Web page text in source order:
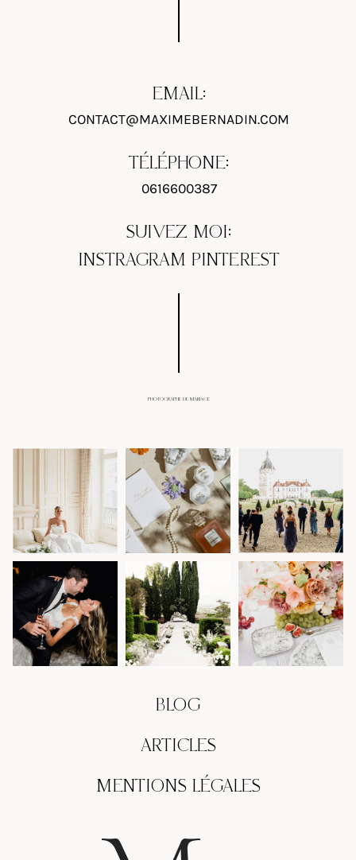
EMAIL:
CONTACT@MAXIMEBERNADIN.COM
TÉLÉPHONE:
0616600387
SUIVEZ MOI:
INSTRAGRAM PINTEREST
PHOTOGRAPHE DE MARIAGE
BLOG
ARTICLES
MENTIONS LÉGALES